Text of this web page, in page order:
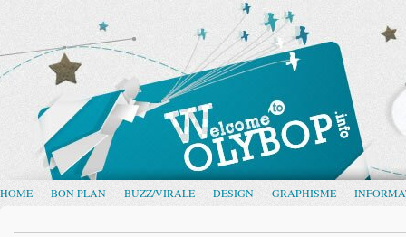
HOME BON PLAN BUZZ/VIRALE DESIGN GRAPHISME